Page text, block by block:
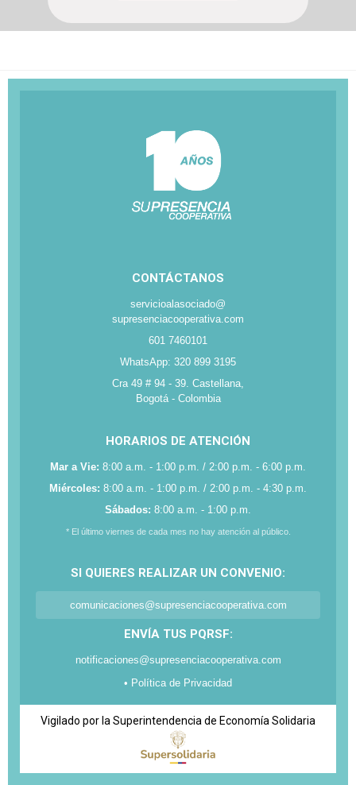
CONTÁCTANOS
servicioalasociado@
supresenciacooperativa.com
601 7460101
WhatsApp: 320 899 3195
Cra 49 # 94 - 39. Castellana,
Bogotá - Colombia
HORARIOS DE ATENCIÓN
Mar a Vie: 8:00 a.m. - 1:00 p.m. / 2:00 p.m. - 6:00 p.m.
Miércoles: 8:00 a.m. - 1:00 p.m. / 2:00 p.m. - 4:30 p.m.
Sábados: 8:00 a.m. - 1:00 p.m.
* El último viernes de cada mes no hay atención al público.
SI QUIERES REALIZAR UN CONVENIO:
comunicaciones@supresenciacooperativa.com
ENVÍA TUS PQRSF:
notificaciones@supresenciacooperativa.com
• Política de Privacidad
Vigilado por la Superintendencia de Economía Solidaria